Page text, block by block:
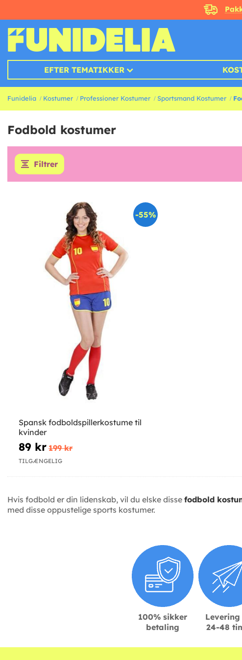
EFTER TEMATIKKER
Funidelia Kostumer Professioner Kostumer Sportsmand Kostumer
Fodbold kostumer
Filtrer
-55%
Spansk fodboldspillerkostume til
kvinder
89 kr 199 kr
TILGÆNGELIG
Hvis fodbold er din lidenskab, vil du elske disse fodbold
med disse oppustelige sports kostumer.
100% sikker
betaling
24-48